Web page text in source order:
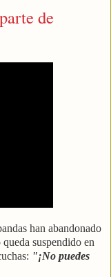
de
han abandonado
suspendido en
"¡No puedes